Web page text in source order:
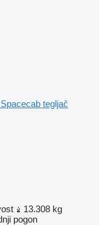
tegljač
13.308 kg
pogon